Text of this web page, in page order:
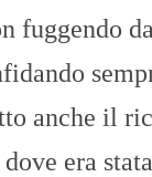
fuggendo
anche il
era